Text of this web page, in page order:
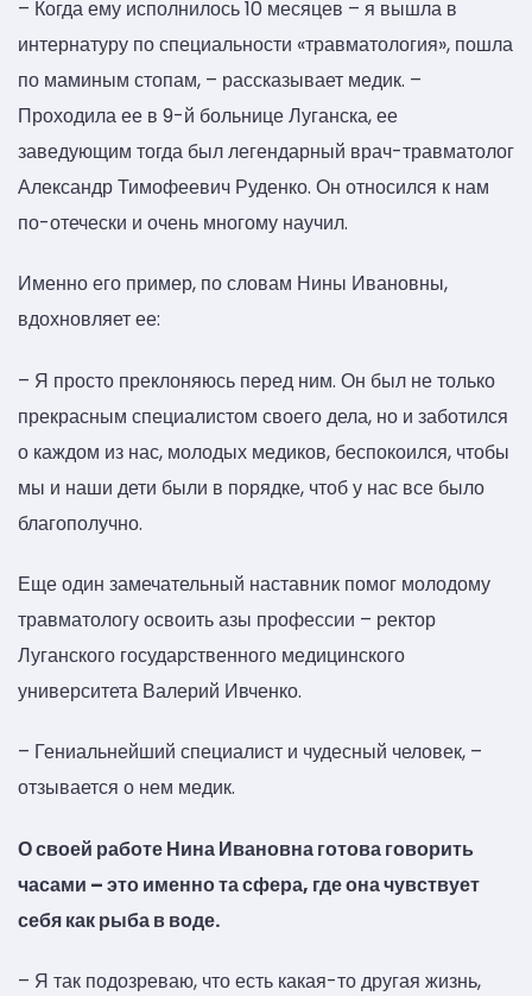
– Когда ему исполнилось 10 месяцев – я вышла в
интернатуру по специальности «травматология», пошла
по маминым стопам, – рассказывает медик. –
Проходила ее в 9-й больнице Луганска, ее
заведующим тогда был легендарный врач-травматолог
Александр Тимофеевич Руденко. Он относился к нам
по-отечески и очень многому научил.
Именно его пример, по словам Нины Ивановны,
вдохновляет ее:
– Я просто преклоняюсь перед ним. Он был не только
прекрасным специалистом своего дела, но и заботился
о каждом из нас, молодых медиков, беспокоился, чтобы
мы и наши дети были в порядке, чтоб у нас все было
благополучно.
Еще один замечательный наставник помог молодому
травматологу освоить азы профессии – ректор
Луганского государственного медицинского
университета Валерий Ивченко.
– Гениальнейший специалист и чудесный человек, –
отзывается о нем медик.
О своей работе Нина Ивановна готова говорить
часами – это именно та сфера, где она чувствует
себя как рыба в воде.
– Я так подозреваю, что есть какая-то другая жизнь,